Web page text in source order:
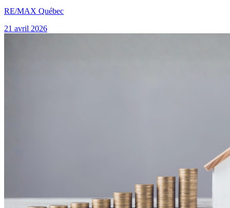
RE/MAX Québec
21 avril 2026